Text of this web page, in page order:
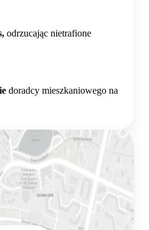
odrzucając nietrafione
doradcy mieszkaniowego na